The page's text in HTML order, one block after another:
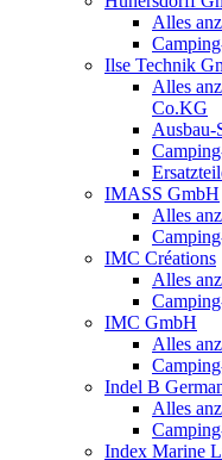
Alles
Ilse Technik
Alles
Co.KG
Ausbau-
IMASS GmbH
Alles
IMC Créations
Alles
IMC GmbH
Alles
Indel B
Alles
Index Marine